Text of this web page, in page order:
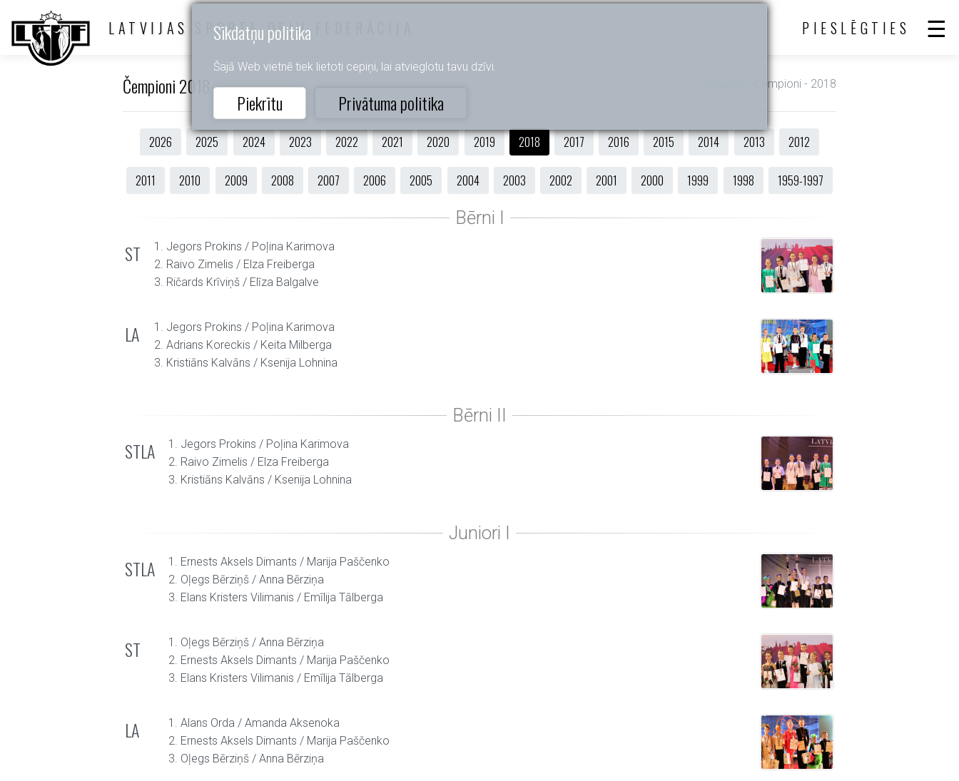
Sīkdatņu politika
Šajā Web vietnē tiek lietoti cepiņi, lai atvieglotu tavu dzīvi.
Piekrītu Privātuma politika
LATVIJAS SPORTA DEJU FEDERĀCIJA PIESLĒGTIES
Čempioni 2018 - Čempioni - 2018
2026 2025 2024 2023 2022 2021 2020 2019 2018 2017 2016 2015 2014 2013 2012
2011 2010 2009 2008 2007 2006 2005 2004 2003 2002 2001 2000 1999 1998 1959-1997
ST
1. Jegors Prokins / Poļina Karimova
2. Raivo Zimelis / Elza Freiberga
3. Ričards Krīviņš / Elīza Balgalve
LA
1. Jegors Prokins / Poļina Karimova
2. Adrians Koreckis / Keita Milberga
3. Kristiāns Kalvāns / Ksenija Lohnina
STLA
1. Jegors Prokins / Poļina Karimova
2. Raivo Zimelis / Elza Freiberga
3. Kristiāns Kalvāns / Ksenija Lohnina
STLA
1. Ernests Aksels Dimants / Marija Paščenko
2. Oļegs Bērziņš / Anna Bērziņa
3. Elans Kristers Vilimanis / Emīlija Tālberga
ST
1. Oļegs Bērziņš / Anna Bērziņa
2. Ernests Aksels Dimants / Marija Paščenko
3. Elans Kristers Vilimanis / Emīlija Tālberga
LA
1. Alans Orda / Amanda Aksenoka
2. Ernests Aksels Dimants / Marija Paščenko
3. Oļegs Bērziņš / Anna Bērziņa